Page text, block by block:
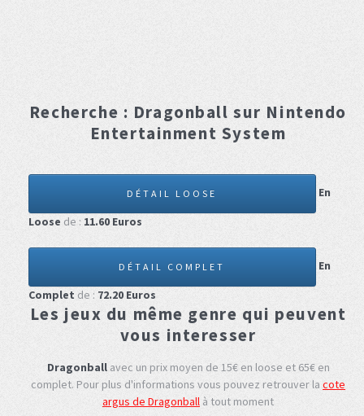
Recherche : Dragonball sur Nintendo
Entertainment System
DÉTAIL LOOSE
En
Loose de : 11.60 Euros
DÉTAIL COMPLET
En
Complet de : 72.20 Euros
Les jeux du même genre qui peuvent
vous interesser
Dragonballavec un prix moyen de 15€ en loose et 65€ en
complet. Pour plus d'informations vous pouvez retrouver la cote
argus de Dragonball à tout moment